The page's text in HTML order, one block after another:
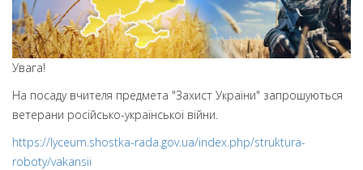
Увага!
На посаду вчителя предмета "Захист України" запрошуються
ветерани російсько-української війни.
https://lyceum.shostka-rada.gov.ua/index.php/struktura-
roboty/vakansii